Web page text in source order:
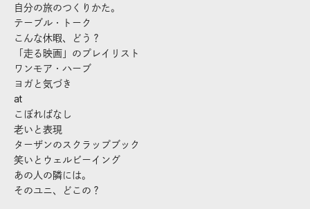
自分の旅のつくりかた。
テーブル・トーク
こんな休暇、どう？
「走る映画」のプレイリスト
ワンモア・ハーブ
ヨガと気づき
at
こぼればなし
老いと表現
ターザンのスクラップブック
笑いとウェルビーイング
あの人の隣には。
そのユニ、どこの？